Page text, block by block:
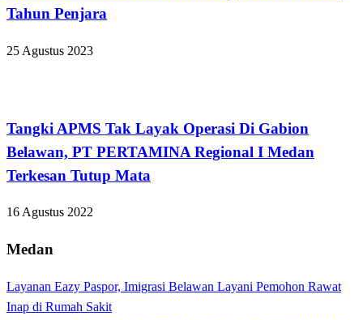
Tahun Penjara
25 Agustus 2023
Tangki APMS Tak Layak Operasi Di Gabion
Belawan, PT PERTAMINA Regional I Medan
Terkesan Tutup Mata
16 Agustus 2022
Medan
Layanan Eazy Paspor, Imigrasi Belawan Layani Pemohon Rawat
Inap di Rumah Sakit